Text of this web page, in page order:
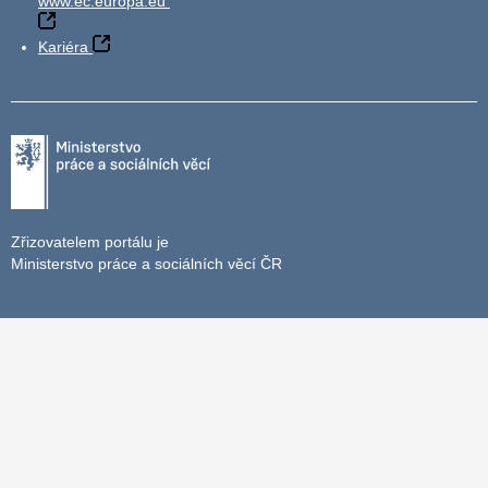
Kariéra
Zřizovatelem portálu je
Ministerstvo práce a sociálních věcí ČR